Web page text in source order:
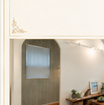
フリ
プライバシ